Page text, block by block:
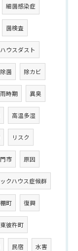
細菌感染症
菌検査
ハウスダスト
除菌 除カビ
時期 異臭
高温多湿
リスク
市 原因
クハウス症候群
町 復興
東彼杵町
民宿 水害